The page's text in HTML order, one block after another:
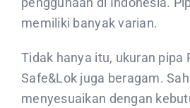
memiliki banyak varian.
Tidak hanya itu, ukuran pipa
Safe&Lok juga beragam.
menyesuaikan dengan